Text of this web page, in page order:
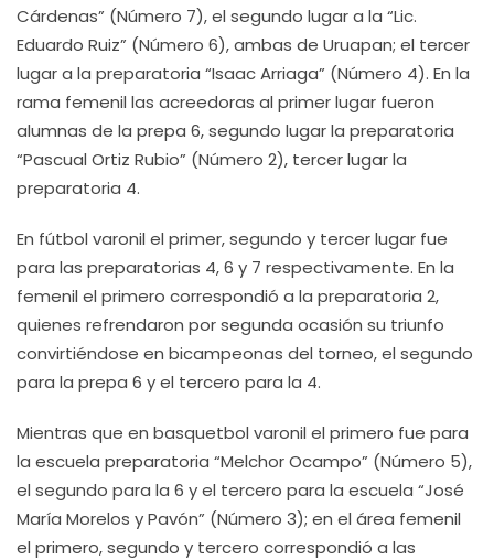
Cárdenas” (Número 7), el segundo lugar a la “Lic.
Eduardo Ruiz” (Número 6), ambas de Uruapan; el tercer
lugar a la preparatoria “Isaac Arriaga” (Número 4). En la
rama femenil las acreedoras al primer lugar fueron
alumnas de la prepa 6, segundo lugar la preparatoria
“Pascual Ortiz Rubio” (Número 2), tercer lugar la
preparatoria 4.
En fútbol varonil el primer, segundo y tercer lugar fue
para las preparatorias 4, 6 y 7 respectivamente. En la
femenil el primero correspondió a la preparatoria 2,
quienes refrendaron por segunda ocasión su triunfo
convirtiéndose en bicampeonas del torneo, el segundo
para la prepa 6 y el tercero para la 4.
Mientras que en basquetbol varonil el primero fue para
la escuela preparatoria “Melchor Ocampo” (Número 5),
el segundo para la 6 y el tercero para la escuela “José
María Morelos y Pavón” (Número 3); en el área femenil
el primero, segundo y tercero correspondió a las